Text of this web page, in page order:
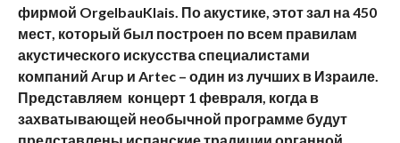
фирмой OrgelbauKlais. По акустике, этот зал на 450
мест, который был построен по всем правилам
акустического искусства специалистами
компаний Arup и Artec – один из лучших в Израиле.
Представляем концерт 1 февраля, когда в
захватывающей необычной программе будут
представлены испанские традиции органной